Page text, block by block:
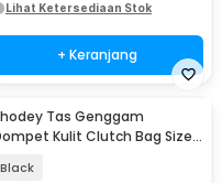
Lihat Ketersediaan Stok
+ Keranjang
Tas Genggam
Kulit Clutch Bag Size
Black